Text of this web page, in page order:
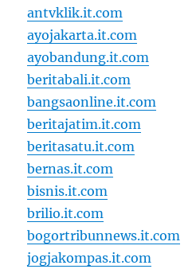
antvklik.it.com
ayojakarta.it.com
ayobandung.it.com
beritabali.it.com
bangsaonline.it.com
beritajatim.it.com
beritasatu.it.com
bernas.it.com
bisnis.it.com
brilio.it.com
bogortribunnews.it.com
jogjakompas.it.com